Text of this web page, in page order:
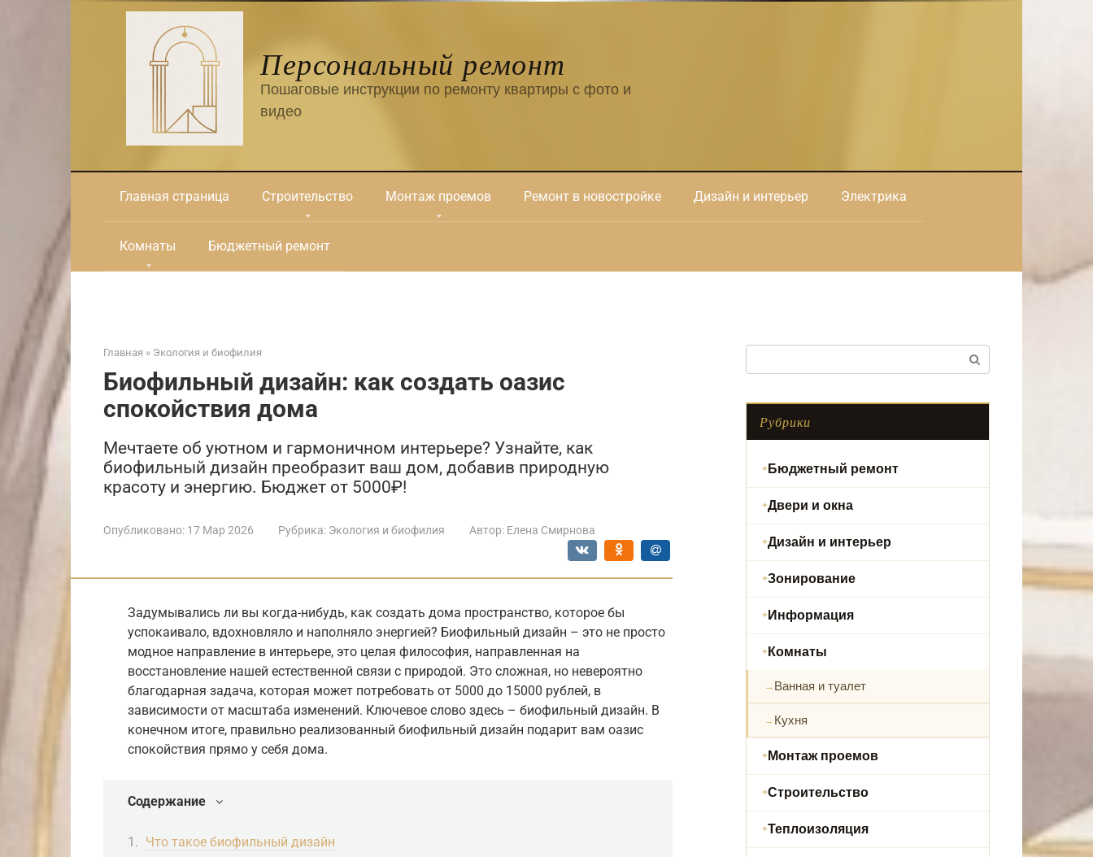
Персональный ремонт
Пошаговые инструкции по ремонту квартиры с фото и
видео
Главная страница Строительство Монтаж проемов Ремонт в новостройке Дизайн и интерьер Электрика
Комнаты Бюджетный ремонт
Главная » Экология и биофилия
Биофильный дизайн: как создать оазис
спокойствия дома
Мечтаете об уютном и гармоничном интерьере? Узнайте, как
биофильный дизайн преобразит ваш дом, добавив природную
красоту и энергию. Бюджет от 5000₽!
Опубликовано: 17 Мар 2026 Рубрика: Экология и биофилия Автор: Елена Смирнова
Задумывались ли вы когда-нибудь, как создать дома пространство, которое бы
успокаивало, вдохновляло и наполняло энергией? Биофильный дизайн – это не просто
модное направление в интерьере, это целая философия, направленная на
восстановление нашей естественной связи с природой. Это сложная, но невероятно
благодарная задача, которая может потребовать от 5000 до 15000 рублей, в
зависимости от масштаба изменений. Ключевое слово здесь – биофильный дизайн. В
конечном итоге, правильно реализованный биофильный дизайн подарит вам оазис
спокойствия прямо у себя дома.
Содержание
Что такое биофильный дизайн
Рубрики
Бюджетный ремонт
Двери и окна
Дизайн и интерьер
Зонирование
Информация
Комнаты
Ванная и туалет
Кухня
Монтаж проемов
Строительство
Теплоизоляция